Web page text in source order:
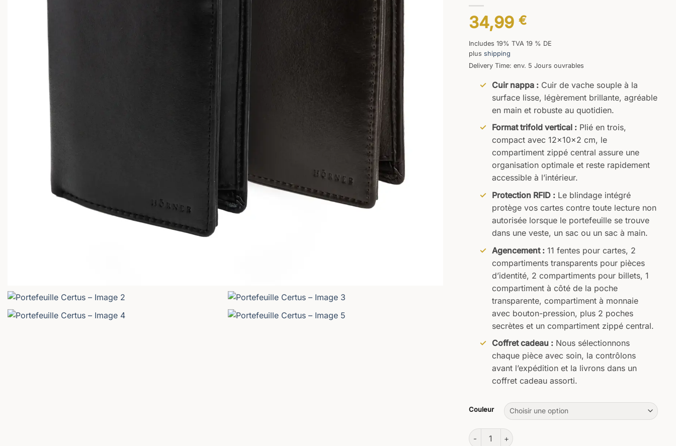
34,99 €
Includes 19% TVA 19 % DE
plus shipping
Delivery Time: env. 5 Jours ouvrables
Cuir nappa :Cuir de vache souple à la
surface lisse, légèrement brillante, agréable
en main et robuste au quotidien.
Format trifold vertical :Plié en trois,
compact avec 12×10×2 cm, le
compartiment zippé central assure une
organisation optimale et reste rapidement
accessible à l’intérieur.
Protection RFID :Le blindage intégré
protège vos cartes contre toute lecture non
autorisée lorsque le portefeuille se trouve
dans une veste, un sac ou un sac à main.
Agencement :11 fentes pour cartes, 2
compartiments transparents pour pièces
d’identité, 2 compartiments pour billets, 1
compartiment à côté de la poche
transparente, compartiment à monnaie
avec bouton-pression, plus 2 poches
secrètes et un compartiment zippé central.
Coffret cadeau :Nous sélectionnons
chaque pièce avec soin, la contrôlons
avant l’expédition et la livrons dans un
coffret cadeau assorti.
Couleur
quantité de Portefeuille Certus